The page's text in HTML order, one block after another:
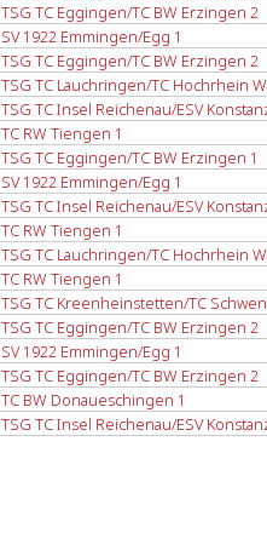
TSG TC Eggingen/TC BW Erzingen 2
SV 1922 Emmingen/Egg 1
TSG TC Eggingen/TC BW Erzingen 2
TSG TC Lauchringen/TC Hochrhein
TSG TC Insel Reichenau/ESV
TC RW Tiengen 1
TSG TC Eggingen/TC BW Erzingen 1
SV 1922 Emmingen/Egg 1
TSG TC Insel Reichenau/ESV
TC RW Tiengen 1
TSG TC Lauchringen/TC Hochrhein
TC RW Tiengen 1
TSG TC Kreenheinstetten/TC
TSG TC Eggingen/TC BW Erzingen 2
SV 1922 Emmingen/Egg 1
TSG TC Eggingen/TC BW Erzingen 2
TC BW Donaueschingen 1
TSG TC Insel Reichenau/ESV